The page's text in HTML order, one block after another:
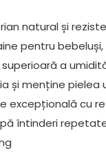
natural și
pentru
a
și menține
excepțională cu
întinderi